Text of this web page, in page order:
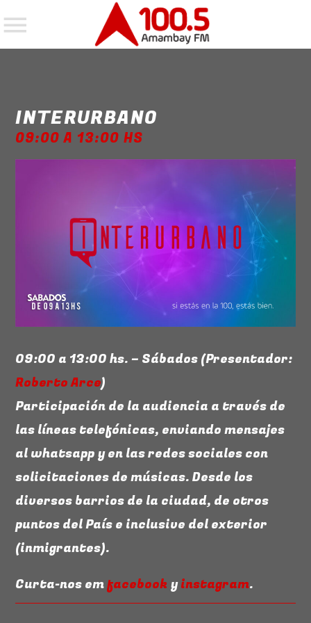
EN EL AIRE
A TODA MÚSICA
Los ritmos más animados
Descubra más
PROXIMAS PROGRAMACIONES
INTERURBANO
09:00 A 13:00 HS
09:00 a 13:00 hs. – Sábados (Presentador:
Roberto Arce)
Participación de la audiencia a través de
las líneas telefónicas, enviando mensajes
al whatsapp y en las redes sociales con
solicitaciones de músicas. Desde los
diversos barrios de la ciudad, de otros
puntos del País e inclusive del exterior
(inmigrantes).
Curta-nos emfacebook yinstagram.